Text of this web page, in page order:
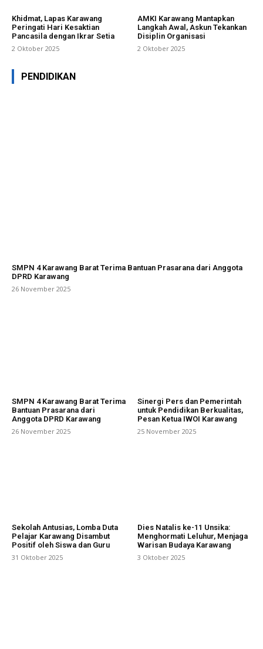
Khidmat, Lapas Karawang
Peringati Hari Kesaktian
Pancasila dengan Ikrar Setia
2 Oktober 2025
AMKI Karawang Mantapkan
Langkah Awal, Askun Tekankan
Disiplin Organisasi
2 Oktober 2025
PENDIDIKAN
SMPN 4 Karawang Barat Terima Bantuan Prasarana dari Anggota
DPRD Karawang
26 November 2025
SMPN 4 Karawang Barat Terima
Bantuan Prasarana dari
Anggota DPRD Karawang
26 November 2025
Sinergi Pers dan Pemerintah
untuk Pendidikan Berkualitas,
Pesan Ketua IWOI Karawang
25 November 2025
Sekolah Antusias, Lomba Duta
Pelajar Karawang Disambut
Positif oleh Siswa dan Guru
31 Oktober 2025
Dies Natalis ke-11 Unsika:
Menghormati Leluhur, Menjaga
Warisan Budaya Karawang
3 Oktober 2025